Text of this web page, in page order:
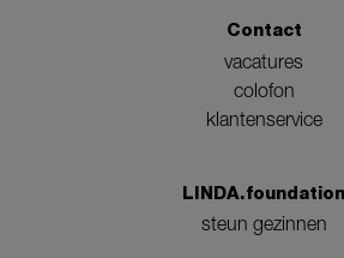
Contact
vacatures
colofon
klantenservice
LINDA.foundation
steun gezinnen